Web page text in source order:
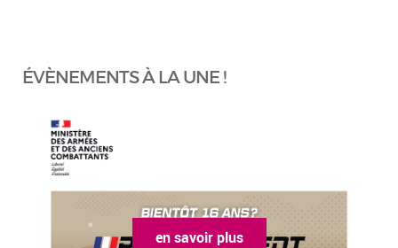
ÉVÈNEMENTS À LA UNE !
en savoir plus